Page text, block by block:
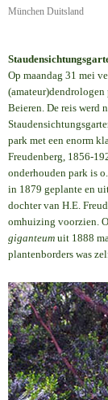
München Duitsland
Op maandag 31 mei
Beieren. De reis werd
park met een enorm
Freudenberg, 1856-
onderhouden park is
in 1879 geplante en
dochter van H.E.
omhuizing voorzien.
giganteum uit 1888
plantenborders was